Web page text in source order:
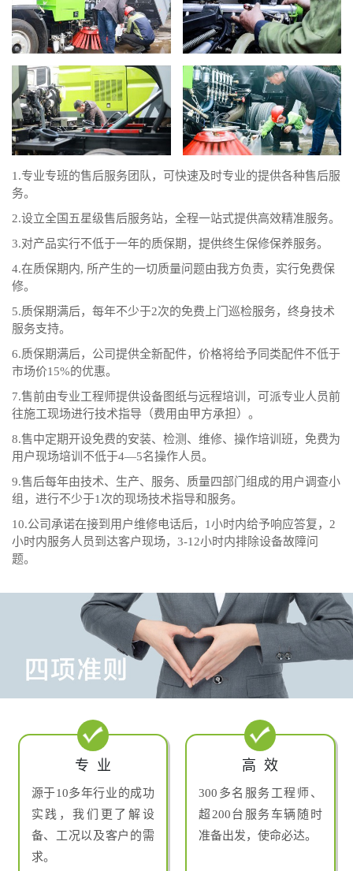
1.专业专班的售后服务团队，可快速及时专业的提供各种售后服
务。
2.设立全国五星级售后服务站，全程一站式提供高效精准服务。
3.对产品实行不低于一年的质保期，提供终生保修保养服务。
4.在质保期内, 所产生的一切质量问题由我方负责，实行免费保
修。
5.质保期满后，每年不少于2次的免费上门巡检服务，终身技术
服务支持。
6.质保期满后，公司提供全新配件，价格将给予同类配件不低于
市场价15%的优惠。
7.售前由专业工程师提供设备图纸与远程培训，可派专业人员前
往施工现场进行技术指导（费用由甲方承担）。
8.售中定期开设免费的安装、检测、维修、操作培训班，免费为
用户现场培训不低于4—5名操作人员。
9.售后每年由技术、生产、服务、质量四部门组成的用户调查小
组，进行不少于1次的现场技术指导和服务。
10.公司承诺在接到用户维修电话后，1小时内给予响应答复，2
小时内服务人员到达客户现场，3-12小时内排除设备故障问
题。
专业
源于10多年行业的成功
实践，我们更了解设
备、工况以及客户的需
求。
高效
300多名服务工程师、
超200台服务车辆随时
准备出发，使命必达。